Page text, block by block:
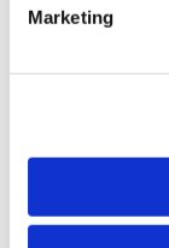
Marketing